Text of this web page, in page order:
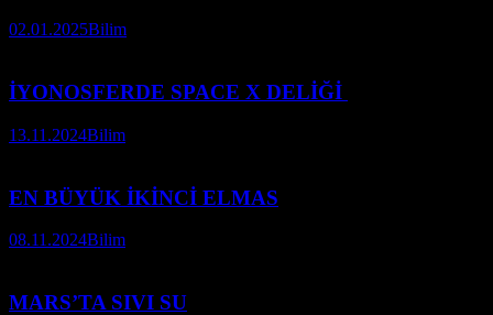
02.01.2025Bilim
İYONOSFERDE SPACE X DELİĞİ
13.11.2024Bilim
EN BÜYÜK İKİNCİ ELMAS
08.11.2024Bilim
MARS’TA SIVI SU